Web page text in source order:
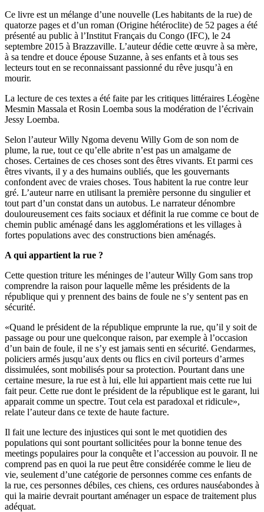
Ce livre est un mélange d’une nouvelle (Les habitants de la rue) de
quatorze pages et d’un roman (Origine hétéroclite) de 52 pages a été
présenté au public à l’Institut Français du Congo (IFC), le 24
septembre 2015 à Brazzaville. L’auteur dédie cette œuvre à sa mère,
à sa tendre et douce épouse Suzanne, à ses enfants et à tous ses
lecteurs tout en se reconnaissant passionné du rêve jusqu’à en
mourir.
La lecture de ces textes a été faite par les critiques littéraires Léogène
Mesmin Massala et Rosin Loemba sous la modération de l’écrivain
Jessy Loemba.
Selon l’auteur Willy Ngoma devenu Willy Gom de son nom de
plume, la rue, tout ce qu’elle abrite n’est pas un amalgame de
choses. Certaines de ces choses sont des êtres vivants. Et parmi ces
êtres vivants, il y a des humains oubliés, que les gouvernants
confondent avec de vraies choses. Tous habitent la rue contre leur
gré. L’auteur narre en utilisant la première personne du singulier et
tout part d’un constat dans un autobus. Le narrateur dénombre
douloureusement ces faits sociaux et définit la rue comme ce bout de
chemin public aménagé dans les agglomérations et les villages à
fortes populations avec des constructions bien aménagés.
A qui appartient la rue ?
Cette question triture les méninges de l’auteur Willy Gom sans trop
comprendre la raison pour laquelle même les présidents de la
république qui y prennent des bains de foule ne s’y sentent pas en
sécurité.
«Quand le président de la république emprunte la rue, qu’il y soit de
passage ou pour une quelconque raison, par exemple à l’occasion
d’un bain de foule, il ne s’y est jamais senti en sécurité. Gendarmes,
policiers armés jusqu’aux dents ou flics en civil porteurs d’armes
dissimulées, sont mobilisés pour sa protection. Pourtant dans une
certaine mesure, la rue est à lui, elle lui appartient mais cette rue lui
fait peur. Cette rue dont le président de la république est le garant, lui
apparait comme un spectre. Tout cela est paradoxal et ridicule»,
relate l’auteur dans ce texte de haute facture.
Il fait une lecture des injustices qui sont le met quotidien des
populations qui sont pourtant sollicitées pour la bonne tenue des
meetings populaires pour la conquête et l’accession au pouvoir. Il ne
comprend pas en quoi la rue peut être considérée comme le lieu de
vie, seulement d’une catégorie de personnes comme ces enfants de
la rue, ces personnes débiles, ces chiens, ces ordures nauséabondes à
qui la mairie devrait pourtant aménager un espace de traitement plus
adéquat.